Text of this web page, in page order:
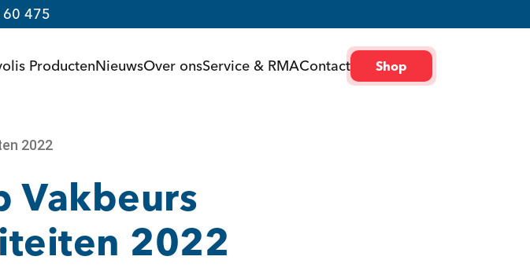
475
ProductenNieuwsOver onsService & RMAContact Shop
2022
Vakbeurs
2022